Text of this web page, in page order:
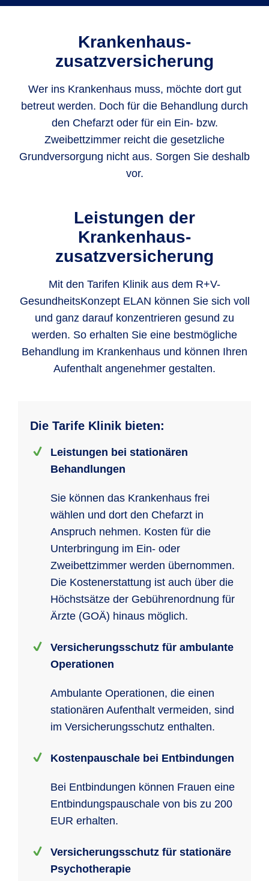
Krankenhaus­
zusatzversicherung
Wer ins Krankenhaus muss, möchte dort gut
betreut werden. Doch für die Behandlung durch
den Chefarzt oder für ein Ein- bzw.
Zweibettzimmer reicht die gesetzliche
Grundversorgung nicht aus. Sorgen Sie deshalb
vor.
Leistungen der
Krankenhaus­
zusatzversicherung
Mit den Tarifen Klinik aus dem R+V-
GesundheitsKonzept ELAN können Sie sich voll
und ganz darauf konzentrieren gesund zu
werden. So erhalten Sie eine bestmögliche
Behandlung im Krankenhaus und können Ihren
Aufenthalt angenehmer gestalten.
Die Tarife Klinik bieten:
Leistungen bei stationären
Behandlungen
Sie können das Krankenhaus frei
wählen und dort den Chefarzt in
Anspruch nehmen. Kosten für die
Unterbringung im Ein- oder
Zweibettzimmer werden übernommen.
Die Kostenerstattung ist auch über die
Höchstsätze der Gebührenordnung für
Ärzte (GOÄ) hinaus möglich.
Versicherungsschutz für ambulante
Operationen
Ambulante Operationen, die einen
stationären Aufenthalt vermeiden, sind
im Versicherungsschutz enthalten.
Kostenpauschale bei Entbindungen
Bei Entbindungen können Frauen eine
Entbindungspauschale von bis zu 200
EUR erhalten.
Versicherungsschutz für stationäre
Psychotherapie